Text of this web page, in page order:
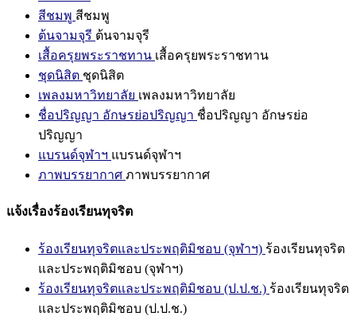
สีชมพู สีชมพู
ต้นจามจุรี ต้นจามจุรี
เสื้อครุยพระราชทาน เสื้อครุยพระราชทาน
ชุดนิสิต ชุดนิสิต
เพลงมหาวิทยาลัย เพลงมหาวิทยาลัย
ชื่อปริญญา อักษรย่อปริญญา ชื่อปริญญา อักษรย่อ
ปริญญา
แบรนด์จุฬาฯ แบรนด์จุฬาฯ
ภาพบรรยากาศ ภาพบรรยากาศ
แจ้งเรื่องร้องเรียนทุจริต
ร้องเรียนทุจริตและประพฤติมิชอบ (จุฬาฯ) ร้องเรียนทุจริต
และประพฤติมิชอบ (จุฬาฯ)
ร้องเรียนทุจริตและประพฤติมิชอบ (ป.ป.ช.) ร้องเรียนทุจริต
และประพฤติมิชอบ (ป.ป.ช.)